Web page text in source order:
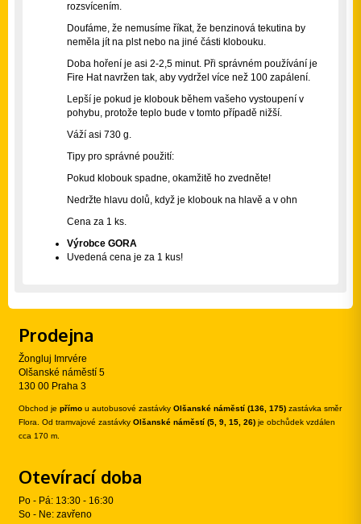
rozsvícením.
Doufáme, že nemusíme říkat, že benzinová tekutina by
neměla jít na plst nebo na jiné části klobouku.
Doba hoření je asi 2-2,5 minut. Při správném používání je
Fire Hat navržen tak, aby vydržel více než 100 zapálení.
Lepší je pokud je klobouk během vašeho vystoupení v
pohybu, protože teplo bude v tomto případě nižší.
Váží asi 730 g.
Tipy pro správné použití:
Pokud klobouk spadne, okamžitě ho zvedněte!
Nedržte hlavu dolů, když je klobouk na hlavě a v ohn
Cena za 1 ks.
Výrobce GORA
Uvedená cena je za 1 kus!
Prodejna
Žongluj Imrvére
Olšanské náměstí 5
130 00 Praha 3
Obchod je přímo u autobusové zastávky Olšanské náměstí (136, 175) zastávka směr
Flora. Od tramvajové zastávky Olšanské náměstí (5, 9, 15, 26) je obchůdek vzdálen
cca 170 m.
Otevírací doba
Po - Pá: 13:30 - 16:30
So - Ne: zavřeno